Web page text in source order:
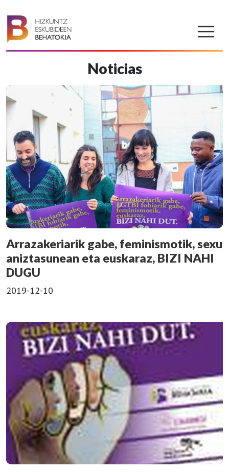
Noticias
Arrazakeriarik gabe, feminismotik, sexu
aniztasunean eta euskaraz, BIZI NAHI
DUGU
2019-12-10